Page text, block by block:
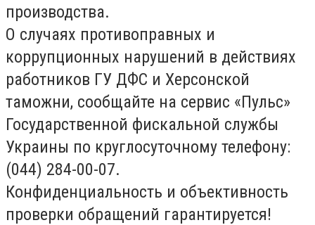
производства.
О случаях противоправных и
коррупционных нарушений в действиях
работников ГУ ДФС и Херсонской
таможни, сообщайте на сервис «Пульс»
Государственной фискальной службы
Украины по круглосуточному телефону:
(044) 284-00-07.
Конфиденциальность и объективность
проверки обращений гарантируется!